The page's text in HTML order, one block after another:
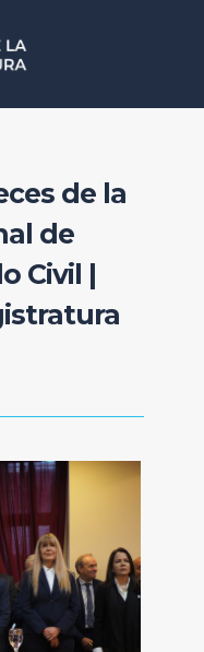
de la
de
Civil |